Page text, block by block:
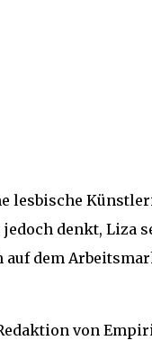
lesbische
denkt, Liza
auf dem
von